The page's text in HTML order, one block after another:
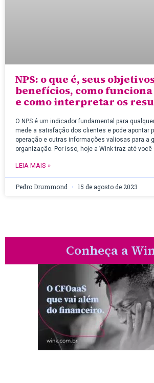
NPS: o que é, seus
benefícios, como
e como interpretar os
O NPS é um indicador fundamental para
mede a satisfação dos clientes e pode apontar
operação e outras informações valiosas para a
organização. Por isso, hoje a Wink traz até você
LEIA MAIS »
Pedro Drummond 15 de agosto de 2023
Conheça a